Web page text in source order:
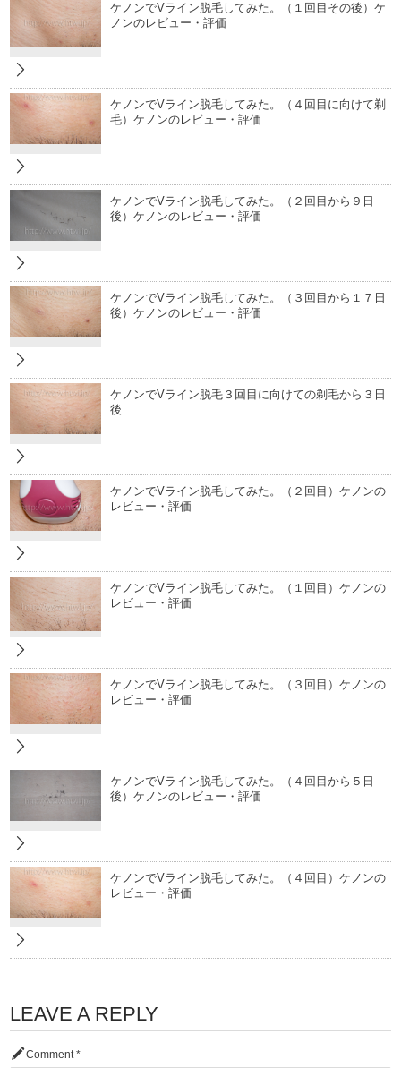
ケノンでVライン脱毛してみた。（１回目その後）ケ
ノンのレビュー・評価
ケノンでVライン脱毛してみた。（４回目に向けて剃
毛）ケノンのレビュー・評価
ケノンでVライン脱毛してみた。（２回目から９日
後）ケノンのレビュー・評価
ケノンでVライン脱毛してみた。（３回目から１７日
後）ケノンのレビュー・評価
ケノンでVライン脱毛３回目に向けての剃毛から３日
後
ケノンでVライン脱毛してみた。（２回目）ケノンの
レビュー・評価
ケノンでVライン脱毛してみた。（１回目）ケノンの
レビュー・評価
ケノンでVライン脱毛してみた。（３回目）ケノンの
レビュー・評価
ケノンでVライン脱毛してみた。（４回目から５日
後）ケノンのレビュー・評価
ケノンでVライン脱毛してみた。（４回目）ケノンの
レビュー・評価
LEAVE A REPLY
Comment *